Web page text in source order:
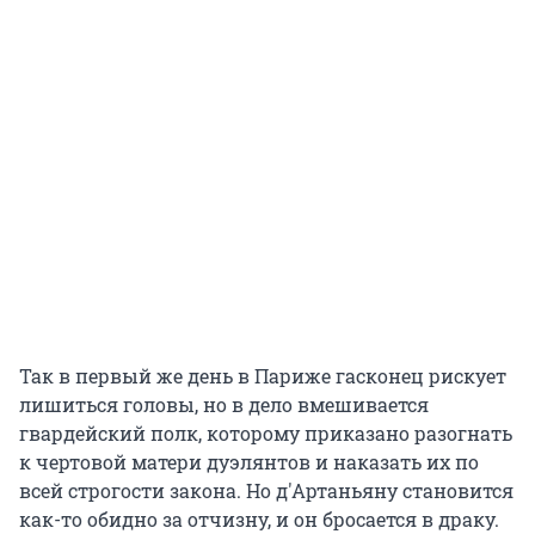
Так в первый же день в Париже гасконец рискует
лишиться головы, но в дело вмешивается
гвардейский полк, которому приказано разогнать
к чертовой матери дуэлянтов и наказать их по
всей строгости закона. Но д'Артаньяну становится
как-то обидно за отчизну, и он бросается в драку.